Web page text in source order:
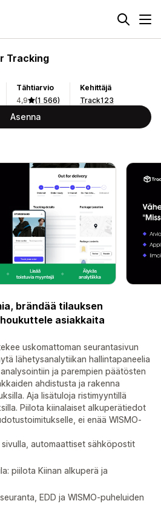
Tracking
Tähtiarvio
4,9
(1 566)
Kehittäjä
Track123
Asenna
brändää tilauksen
asiakkaita
uskomattoman seurantasivun
lähetysanalytiikan hallintapaneelia
ja parempien päätösten
ahdistusta ja rakenna
Aja lisätuloja ristimyyntillä
Piilota kiinalaiset alkuperätiedot
ei enää WISMO-
automaattiset sähköpostit
piilota Kiinan alkuperä ja
EDD ja WISMO-puheluiden